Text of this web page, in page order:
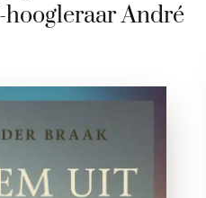
hoogleraar André